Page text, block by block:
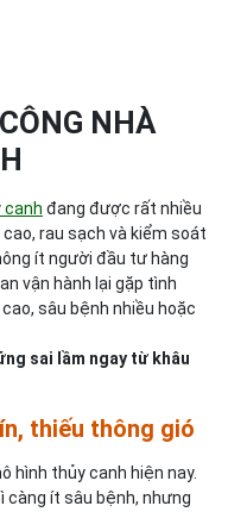
NHÀ
canh đang được rất nhiều
rau sạch và kiểm soát
ít người đầu tư hàng
vận hành lại gặp tình
sâu bệnh nhiều hoặc
sai lầm ngay từ khâu
thiếu thông gió
hình thủy canh hiện nay.
càng ít sâu bệnh, nhưng